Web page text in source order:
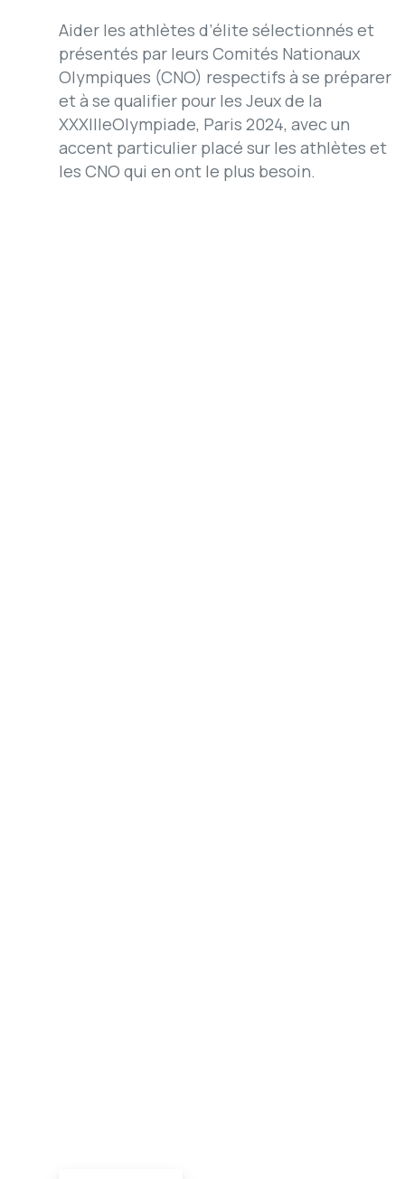
Aider les athlètes d’élite sélectionnés et
présentés par leurs Comités Nationaux
Olympiques (CNO) respectifs à se préparer
et à se qualifier pour les Jeux de la
XXXIIIeOlympiade, Paris 2024, avec un
accent particulier placé sur les athlètes et
les CNO qui en ont le plus besoin.